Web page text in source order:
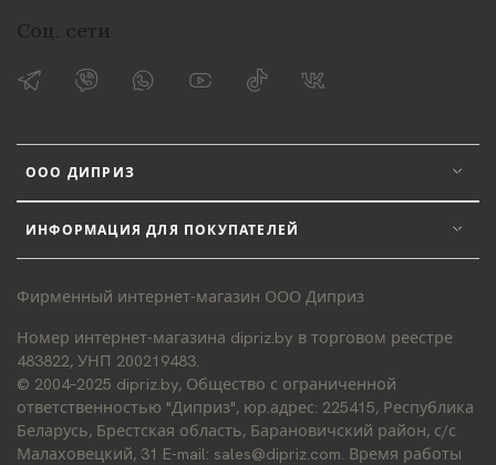
ООО ДИПРИЗ
ИНФОРМАЦИЯ ДЛЯ ПОКУПАТЕЛЕЙ
Соц. сети
Фирменный интернет-магазин ООО Диприз
Номер интернет-магазина dipriz.by в торговом реестре
483822, УНП 200219483.
© 2004–2025 dipriz.by, Общество с ограниченной
ответственностью "Диприз", юр.адрес: 225415, Республика
Беларусь, Брестская область, Барановичский район, с/с
Малаховецкий, 31 E-mail: sales@dipriz.com. Время работы